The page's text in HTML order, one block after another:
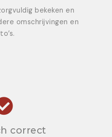
bekeken en
omschrijvingen en
correct